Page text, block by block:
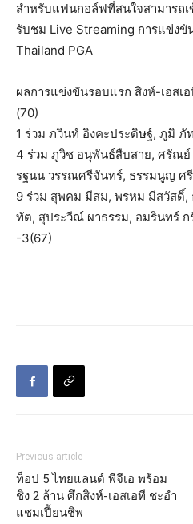
สำหรับแฟนกอล์ฟที่สนใจสามารถ
รับชม Live Streaming การแข่ง
Thailand PGA
ผลการแข่งขันรอบแรก สิงห์-เอส
(70)
1 ร่วม ภวินท์ อิงคะประดิษฐ์, ภูมิ ภั
4 ร่วม ภูวิช อนุพันธ์สืบสาย, ศรัณย์
รฐนน วรรณศรีจันทร์, ธรรมนูญ ศ
9 ร่วม สุพคม มีสม, พรหม มีสวัสดิ์,
ทัต, สุประวีณ์ ผาธรรม, อมรินทร์ ก
-3(67)
Previous article
ท็อป 5 ไทยแลนด์ พีจีเอ พร้อม
ชิง 2 ล้าน ศึกสิงห์-เอสเอที ชะอำ
แชมเปี้ยนชิพ